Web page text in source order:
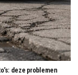
deze problemen